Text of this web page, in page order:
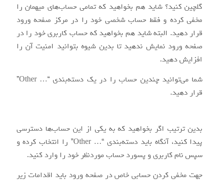
گلچین کنید؟ شاید هم بخواهید که تمامی حساب‌های میهمان را
مخفی کرده و فقط حساب شخصی خود را در مرکز صفحه ورود
قرار دهید. البته شاید هم بخواهید که حساب کاربری خود را در
صفحه ورود نمایش ندهید تا بدین شیوه بتوانید امنیت آن را
افزایش دهید.
شما می‌توانید چندین حساب را در یک دسته‌بندی “…
Other”
قرار دهید.
بدین ترتیب اگر بخواهید که به یکی از این حساب‌ها دسترسی
پیدا کنید، آنگاه باید دسته‌بندی “…
Other” را انتخاب کرده و
سپس نام کاربری و پسورد حساب موردنظر خود را وارد کنید.
جهت مخفی کردن حسابی خاص در صفحه ورود باید اقدامات زیر